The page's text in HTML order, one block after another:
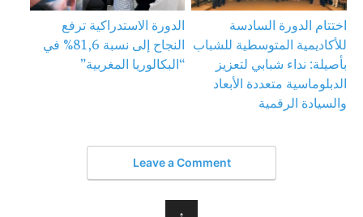
اختتام الدورة السادسة
للأكاديمية المتوسطية للشباب
بأصيلة: نداء شبابي لتعزيز
الدبلوماسية متعددة الأبعاد
والسيادة الرقمية
الدورة الاستدراكية ترفع
النجاح إلى نسبة 81,6% في
“البكالوريا المغربية”
Leave a Comment